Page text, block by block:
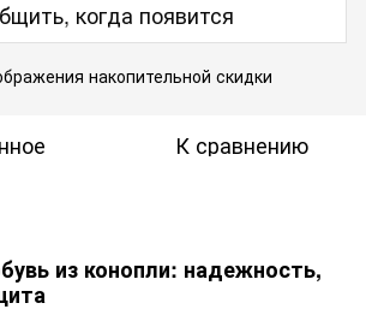
когда появится
накопительной скидки
К сравнению
из конопли: надежность,